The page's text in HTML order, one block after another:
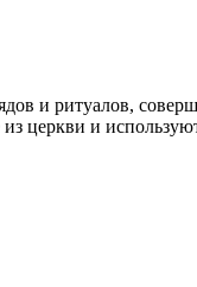
и ритуалов,
церкви и